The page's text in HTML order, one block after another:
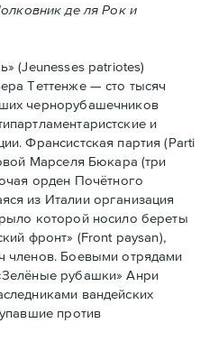
де ля Рок и
(Jeunesses patriotes)
Тeттенже — cто тысяч
чернорубашечников
и
Франсистская партия (Parti
Марселя Бюкара (три
орден Почётного
из Италии организация
которой носило береты
фронт» (Front paysan),
членов. Боевыми отрядами
рубашки» Анри
вандейских
против